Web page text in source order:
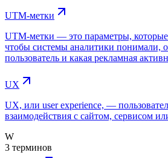
UTM-метки
UTM-метки — это параметры,
чтобы системы аналитики понимали,
пользователь и какая рекламная
UX
UX, или user experience, —
взаимодействия с сайтом, сервисом
W
3 терминов